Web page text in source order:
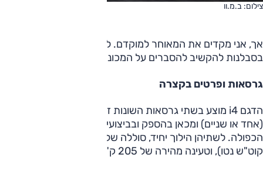
צילום: ב.מ.וו
אך, אני מקדים את המאוחר למוקדם. לפני הנהיגה, עלי לשבת
בסבלנות להקשיב להסברים על המכונית.
גרסאות ופרטים בקצרה
הדגם i4 מוצע בשתי גרסאות השונות זו מזו במספר המנועים
(אחד או שניים) ומכאן בהספק ובביצועים, ובהנעה האחורית או
קוט"ש נטו), וטעינה מהירה של 205 ק"ו.